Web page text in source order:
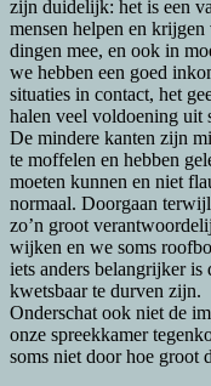
zijn duidelijk: het is een
mensen helpen en
dingen mee, en ook in
we hebben een goed
situaties in contact, het
halen veel voldoening uit
De mindere kanten zijn
te moffelen en hebben
moeten kunnen en niet
normaal. Doorgaan
zo’n groot
wijken en we soms
iets anders belangrijker is
kwetsbaar te durven zijn.
Onderschat ook niet de
onze spreekkamer
soms niet door hoe groot